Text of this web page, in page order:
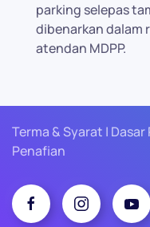
parking selepas
dibenarkan dalam
atendan MDPP.
Terma & Syarat |
Penafian